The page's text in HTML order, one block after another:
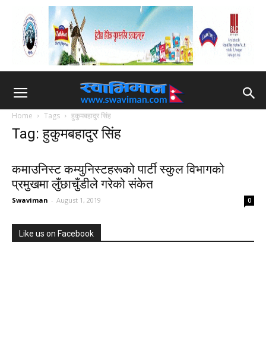
Home Tags हुकुमबहादुर सिंह
Tag: हुकुमबहादुर सिंह
कमाउनिस्ट कम्युनिस्टहरूको पार्टी स्कुल विभागको
प्रमुखमा लुँछाचुँडीले गरेको संकेत
Swaviman - August 1, 2019 0
Like us on Facebook